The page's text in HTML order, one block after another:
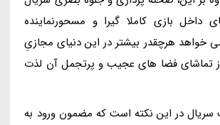
داخل بازی کاملا گیرا و مسحورنماینده
هرچقدر بیشتر در این دنیای مجازیِ
تماشای فضا های عجیب و پرتجمل آن لذت
سریال در این نکته است که مضمون ورود به